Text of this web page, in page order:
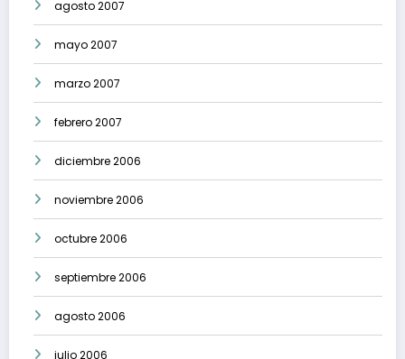
agosto 2007
mayo 2007
marzo 2007
febrero 2007
diciembre 2006
noviembre 2006
octubre 2006
septiembre 2006
agosto 2006
julio 2006